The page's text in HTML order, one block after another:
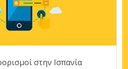
στην Ισπανία